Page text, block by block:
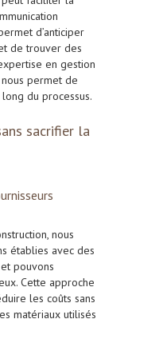
d’anticiper
de trouver des
en gestion
permet de
du processus.
sacrifier la
nous
établies avec des
pouvons
Cette approche
les coûts sans
matériaux utilisés